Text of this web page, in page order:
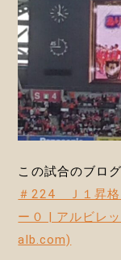
この試合のブロ
＃224 Ｊ１昇
ー０ | アルビレ
alb.com)